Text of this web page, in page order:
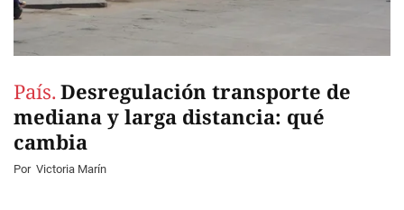
País. Desregulación transporte de
mediana y larga distancia: qué
cambia
Por Victoria Marín